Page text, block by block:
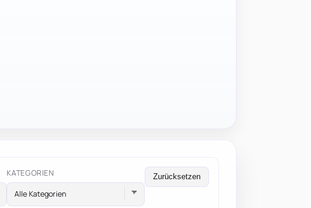
KATEGORIEN
Alle Kategorien
Zurücksetzen